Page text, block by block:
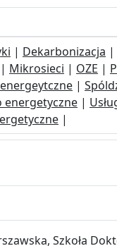
| Dekarbonizacja |
| Mikrosieci | OZE |
|
energetyczne |
|
Szkoła